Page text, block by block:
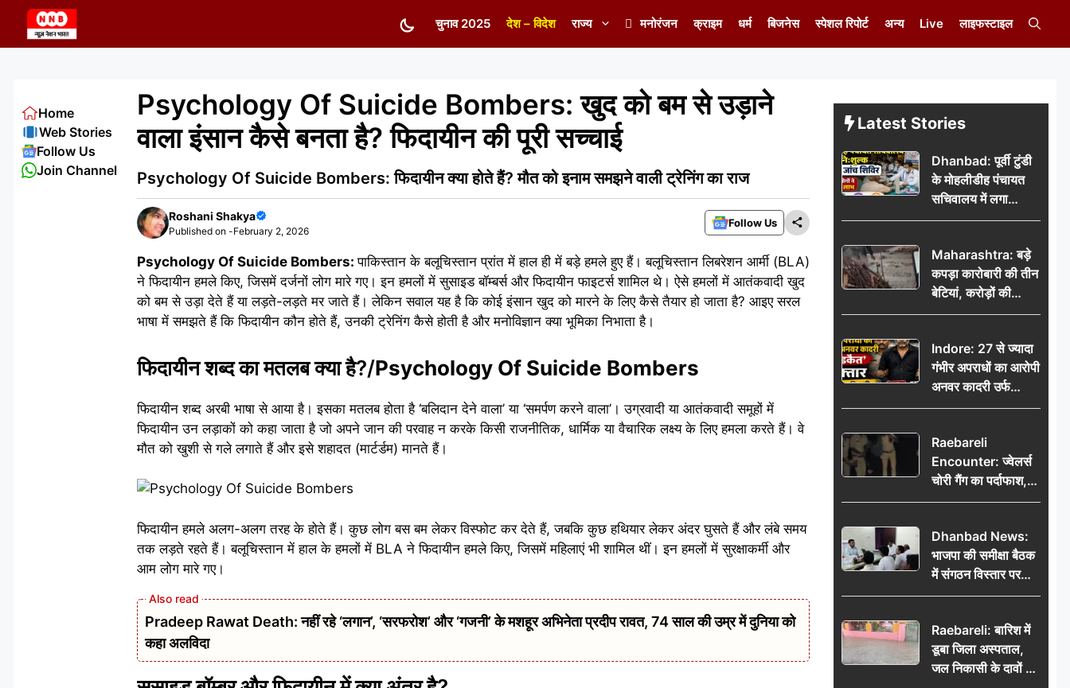
content
चुनाव 2025 देश – विदेश राज्य मनोरंजन क्राइम धर्म बिजनेस स्पेशल रिपोर्ट अन्य Live लाइफस्टाइल
Psychology Of Suicide Bombers: खुद को बम से उड़ाने
वाला इंसान कैसे बनता है? फिदायीन की पूरी सच्चाई
Psychology Of Suicide Bombers: फिदायीन क्या होते हैं? मौत को इनाम समझने वाली ट्रेनिंग का राज
Roshani Shakya
Published on -February 2, 2026
Follow Us
Psychology Of Suicide Bombers:पाकिस्तान के बलूचिस्तान प्रांत में हाल ही में बड़े हमले हुए हैं। बलूचिस्तान लिबरेशन आर्मी (BLA)
ने फिदायीन हमले किए, जिसमें दर्जनों लोग मारे गए। इन हमलों में सुसाइड बॉम्बर्स और फिदायीन फाइटर्स शामिल थे। ऐसे हमलों में आतंकवादी खुद
को बम से उड़ा देते हैं या लड़ते-लड़ते मर जाते हैं। लेकिन सवाल यह है कि कोई इंसान खुद को मारने के लिए कैसे तैयार हो जाता है? आइए सरल
भाषा में समझते हैं कि फिदायीन कौन होते हैं, उनकी ट्रेनिंग कैसे होती है और मनोविज्ञान क्या भूमिका निभाता है।
फिदायीन शब्द का मतलब क्या है?/Psychology Of Suicide Bombers
फिदायीन शब्द अरबी भाषा से आया है। इसका मतलब होता है ‘बलिदान देने वाला’ या ‘समर्पण करने वाला’। उग्रवादी या आतंकवादी समूहों में
फिदायीन उन लड़ाकों को कहा जाता है जो अपने जान की परवाह न करके किसी राजनीतिक, धार्मिक या वैचारिक लक्ष्य के लिए हमला करते हैं। वे
मौत को खुशी से गले लगाते हैं और इसे शहादत (मार्टर्डम) मानते हैं।
फिदायीन हमले अलग-अलग तरह के होते हैं। कुछ लोग बस बम लेकर विस्फोट कर देते हैं, जबकि कुछ हथियार लेकर अंदर घुसते हैं और लंबे समय
तक लड़ते रहते हैं। बलूचिस्तान में हाल के हमलों में BLA ने फिदायीन हमले किए, जिसमें महिलाएं भी शामिल थीं। इन हमलों में सुरक्षाकर्मी और
आम लोग मारे गए।
Pradeep Rawat Death: नहीं रहे ‘लगान’, ‘सरफरोश’ और ‘गजनी’ के मशहूर अभिनेता प्रदीप रावत, 74 साल की उम्र में दुनिया को
कहा अलविदा
Home
Web Stories
Follow Us
Join Channel
Latest Stories
Dhanbad: पूर्वी टुंडी
के मोहलीडीह पंचायत
सचिवालय में लगा
निःशुल्क स्वास्थ्य जांच
उठाया लाभ
Maharashtra: बड़े
कपड़ा कारोबारी की तीन
बेटियां, करोड़ों की
कमाई… फिर भी पिता
अंतिम दिन, 5100 रुपये
भेजकर कहा– अंतिम
संस्कार कर दीजिए हम
नहीं आ पाएंगे
Indore: 27 से ज्यादा
गंभीर अपराधों का आरोपी
अनवर कादरी उर्फ
‘डकैत’ गिरफ्तार, इंदौर
Raebareli
Encounter: ज्वेलर्स
चोरी गैंग का पर्दाफाश,
पुलिस मुठभेड़ में दो
किलो चांदी बरामद
Dhanbad News:
भाजपा की समीक्षा बैठक
में संगठन विस्तार पर
मंथन, बीडीओ से
जनसमस्याओं का विवरण
Raebareli: बारिश में
डूबा जिला अस्पताल,
जल निकासी के दावों की